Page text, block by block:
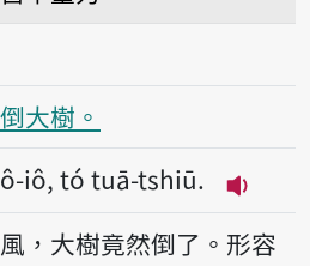
樹。
大樹。
iô, tó tuā-tshiū.
播放
，大樹竟然倒了。形容